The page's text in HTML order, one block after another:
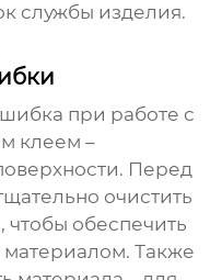
службы изделия.
при работе с
клеем –
Перед
очистить
чтобы обеспечить
Также